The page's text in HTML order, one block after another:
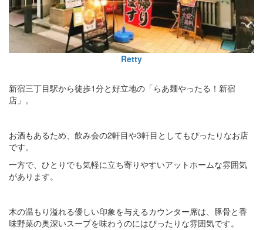
Retty
新宿三丁目駅から徒歩1分と好立地の「らあ麺やったる！新宿
店」。
お酒もあるため、飲み会の2軒目や3軒目としてもぴったりなお店
です。
一方で、ひとりでも気軽に立ち寄りやすいアットホームな雰囲気
があります。
木の温もり溢れる優しい印象を与えるカウンター席は、豚骨と香
味野菜の奥深いスープを味わうのにはぴったりな雰囲気です。